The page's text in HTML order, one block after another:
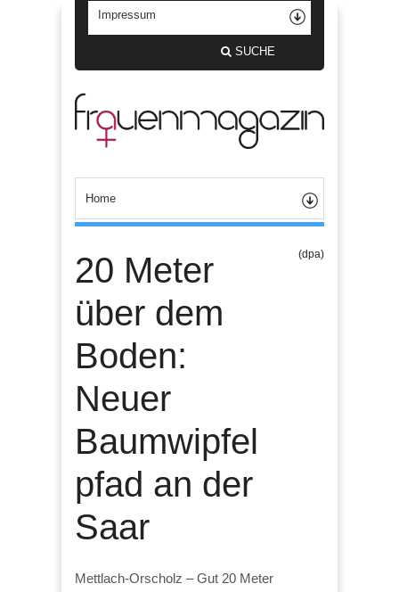
SUCHE
20 Meter
über dem
Boden:
Neuer
Baumwipfel
pfad an der
Saar
(dpa)
Mettlach-Orscholz – Gut 20 Meter